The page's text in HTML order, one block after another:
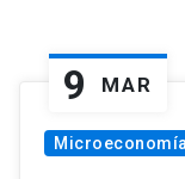
9 MAR